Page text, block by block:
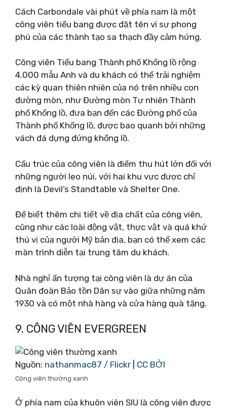
Cách Carbondale vài phút về phía nam là một
công viên tiểu bang được đặt tên vì sự phong
phú của các thành tạo sa thạch đầy cảm hứng.
Công viên Tiểu bang Thành phố Khổng lồ rộng
4.000 mẫu Anh và du khách có thể trải nghiệm
các kỳ quan thiên nhiên của nó trên nhiều con
đường mòn, như Đường mòn Tự nhiên Thành
phố Khổng lồ, đưa bạn đến các Đường phố của
Thành phố Khổng lồ, được bao quanh bởi những
vách đá dựng đứng khổng lồ.
Cấu trúc của công viên là điểm thu hút lớn đối với
những người leo núi, với hai khu vực được chỉ
định là Devil’s Standtable và Shelter One.
Để biết thêm chi tiết về địa chất của công viên,
cũng như các loài động vật, thực vật và quá khứ
thú vị của người Mỹ bản địa, bạn có thể xem các
màn trình diễn tại trung tâm du khách.
Nhà nghỉ ấn tượng tại công viên là dự án của
Quân đoàn Bảo tồn Dân sự vào giữa những năm
1930 và có một nhà hàng và cửa hàng quà tặng.
9. CÔNG VIÊN EVERGREEN
Nguồn: nathanmac87 / Flickr CC BỞI
Công viên thường xanh
Ở phía nam của khuôn viên SIU là công viên được